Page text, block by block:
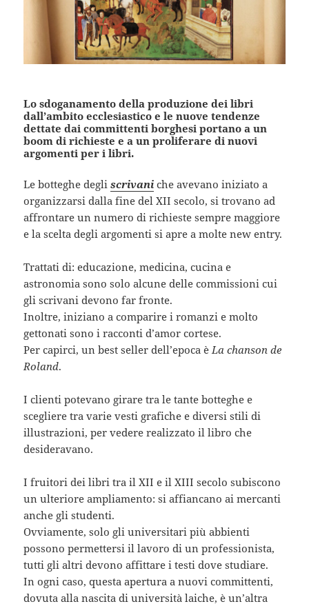
Lo sdoganamento della produzione dei libri
dall’ambito ecclesiastico e le nuove tendenze
dettate dai committenti borghesi portano a un
boom di richieste e a un proliferare di nuovi
argomenti per i libri.
Le botteghe degliscrivani che avevano iniziato a
organizzarsi dalla fine del XII secolo, si trovano ad
affrontare un numero di richieste sempre maggiore
e la scelta degli argomenti si apre a molte new entry.
Trattati di: educazione, medicina, cucina e
astronomia sono solo alcune delle commissioni cui
gli scrivani devono far fronte.
Inoltre, iniziano a comparire i romanzi e molto
gettonati sono i racconti d’amor cortese.
Per capirci, un best seller dell’epoca èLa chanson de
Roland.
I clienti potevano girare tra le tante botteghe e
scegliere tra varie vesti grafiche e diversi stili di
illustrazioni, per vedere realizzato il libro che
desideravano.
I fruitori dei libri tra il XII e il XIII secolo subiscono
un ulteriore ampliamento: si affiancano ai mercanti
anche gli studenti.
Ovviamente, solo gli universitari più abbienti
possono permettersi il lavoro di un professionista,
tutti gli altri devono affittare i testi dove studiare.
In ogni caso, questa apertura a nuovi committenti,
dovuta alla nascita di università laiche, è un’altra